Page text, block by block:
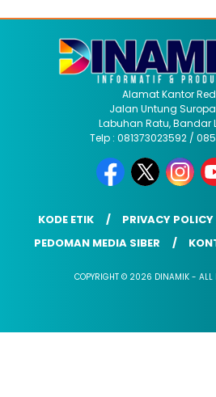
Alamat Kantor
Jalan Untung
Labuhan Ratu, Bandar
Telp : 081373023592 /
KODE ETIK PRIVACY POLICY
PEDOMAN MEDIA SIBER
COPYRIGHT © 2026 DINAMIK - ALL